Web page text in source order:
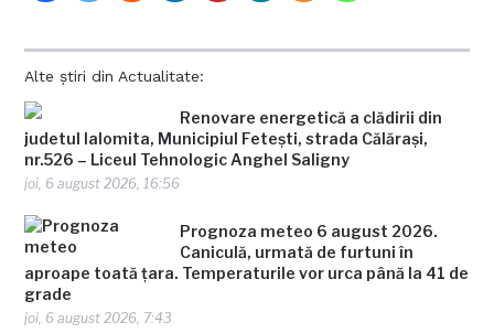
Alte știri din Actualitate:
Renovare energetică a clădirii din
judetul Ialomita, Municipiul Fetești, strada Călărași,
nr.526 – Liceul Tehnologic Anghel Saligny
joi, 6 august 2026, 16:56
Prognoza meteo 6 august 2026.
Caniculă, urmată de furtuni în
aproape toată țara. Temperaturile vor urca până la 41 de
grade
joi, 6 august 2026, 7:43